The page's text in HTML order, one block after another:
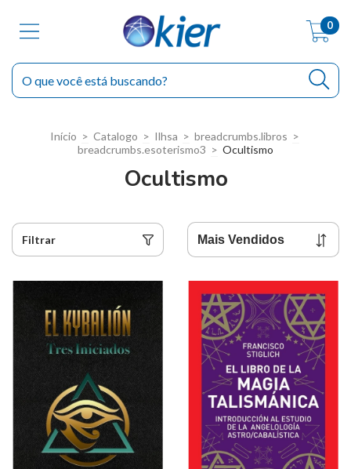
0
Início > Catalogo > Ilhsa > breadcrumbs.libros >
breadcrumbs.esoterismo3 > Ocultismo
Ocultismo
Filtrar